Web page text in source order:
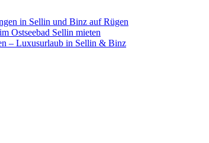
in Sellin und Binz auf Rügen
Ostseebad Sellin mieten
– Luxusurlaub in Sellin & Binz